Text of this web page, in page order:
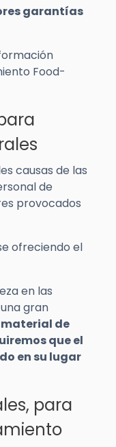
garantías
Food-
causas de las
de
provocados
ofreciendo el
en las
gran
de
que el
en su lugar
para